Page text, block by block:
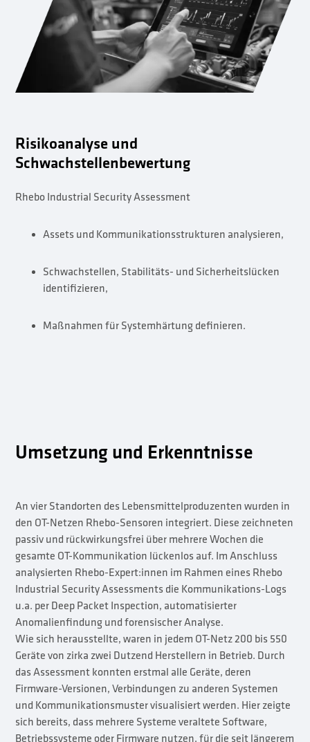
Risikoanalyse und
Schwachstellenbewertung
Rhebo Industrial Security Assessment
Assets und Kommunikationsstrukturen analysieren,
Schwachstellen, Stabilitäts- und Sicherheitslücken
identifizieren,
Maßnahmen für Systemhärtung definieren.
Umsetzung und Erkenntnisse
An vier Standorten des Lebensmittelproduzenten wurden in
den OT-Netzen Rhebo-Sensoren integriert. Diese zeichneten
passiv und rückwirkungsfrei über mehrere Wochen die
gesamte OT-Kommunikation lückenlos auf. Im Anschluss
analysierten Rhebo-Expert:innen im Rahmen eines Rhebo
Industrial Security Assessments die Kommunikations-Logs
u.a. per Deep Packet Inspection, automatisierter
Anomalienfindung und forensischer Analyse.
Wie sich herausstellte, waren in jedem OT-Netz 200 bis 550
Geräte von zirka zwei Dutzend Herstellern in Betrieb. Durch
das Assessment konnten erstmal alle Geräte, deren
Firmware-Versionen, Verbindungen zu anderen Systemen
und Kommunikationsmuster visualisiert werden. Hier zeigte
sich bereits, dass mehrere Systeme veraltete Software,
Betriebssysteme oder Firmware nutzen, für die seit längerem